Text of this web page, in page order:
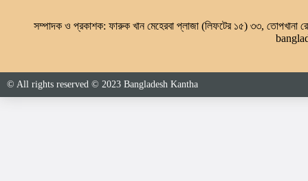
সম্পাদক ও প্রকাশক: ফারুক খান মেহেরবা প্লাজা (লিফটের ১৫) ৩৩, তোপখানা
© All rights reserved © 2023 Bangladesh Kantha